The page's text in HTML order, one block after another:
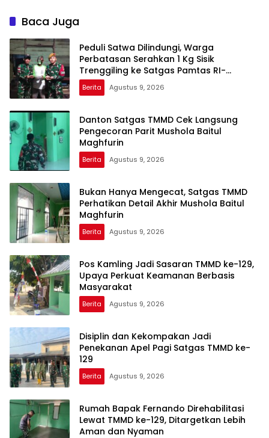
Baca Juga
Peduli Satwa Dilindungi, Warga
Perbatasan Serahkan 1 Kg Sisik
Trenggiling ke Satgas Pamtas RI-
Malaysia Yonarmed 19/Bogani
Berita Agustus 9, 2026
Danton Satgas TMMD Cek Langsung
Pengecoran Parit Mushola Baitul
Maghfurin
Berita Agustus 9, 2026
Bukan Hanya Mengecat, Satgas TMMD
Perhatikan Detail Akhir Mushola Baitul
Maghfurin
Berita Agustus 9, 2026
Pos Kamling Jadi Sasaran TMMD ke-129,
Upaya Perkuat Keamanan Berbasis
Masyarakat
Berita Agustus 9, 2026
Disiplin dan Kekompakan Jadi
Penekanan Apel Pagi Satgas TMMD ke-
129
Berita Agustus 9, 2026
Rumah Bapak Fernando Direhabilitasi
Lewat TMMD ke-129, Ditargetkan Lebih
Aman dan Nyaman